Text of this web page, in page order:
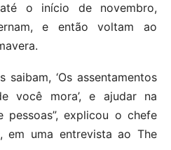
o início de novembro,
e então voltam ao
saibam, ‘Os assentamentos
você mora’, e ajudar na
pessoas”, explicou o chefe
em uma entrevista ao The